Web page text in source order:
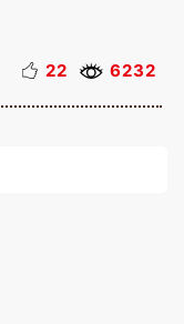
22 6232